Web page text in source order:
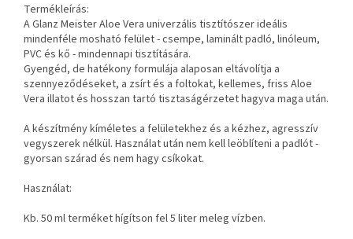
Termékleírás:
A Glanz Meister Aloe Vera univerzális tisztítószer ideális
mindenféle mosható felület - csempe, laminált padló, linóleum,
PVC és kő - mindennapi tisztítására.
Gyengéd, de hatékony formulája alaposan eltávolítja a
szennyeződéseket, a zsírt és a foltokat, kellemes, friss Aloe
Vera illatot és hosszan tartó tisztaságérzetet hagyva maga után.
A készítmény kíméletes a felületekhez és a kézhez, agresszív
vegyszerek nélkül. Használat után nem kell leöblíteni a padlót -
gyorsan szárad és nem hagy csíkokat.
Használat:
Kb. 50 ml terméket hígítson fel 5 liter meleg vízben.